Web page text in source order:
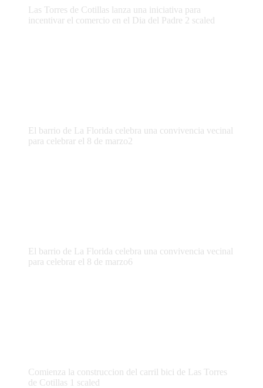
Las Torres de Cotillas lanza una iniciativa para
incentivar el comercio en el Dia del Padre 2 scaled
El barrio de La Florida celebra una convivencia vecinal
para celebrar el 8 de marzo2
El barrio de La Florida celebra una convivencia vecinal
para celebrar el 8 de marzo6
Comienza la construccion del carril bici de Las Torres
de Cotillas 1 scaled